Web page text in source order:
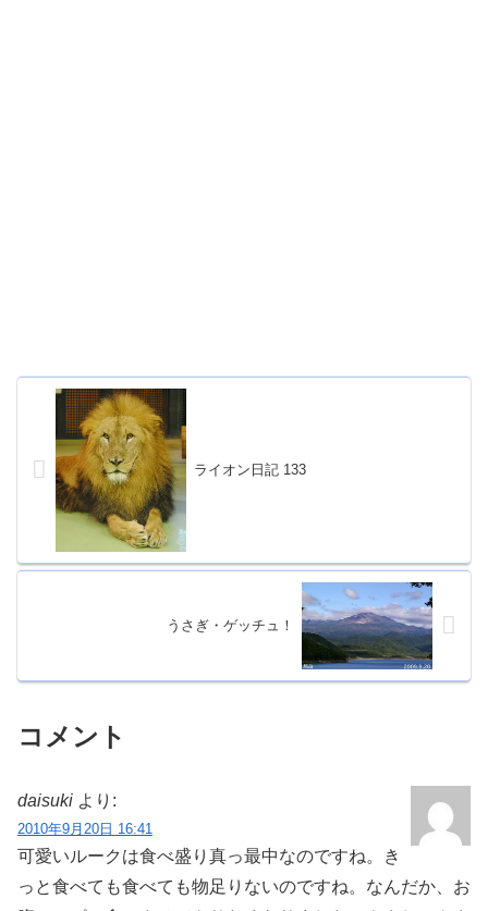
ライオン日記 133
うさぎ・ゲッチュ！
コメント
daisuki より:
2010年9月20日 16:41
可愛いルークは食べ盛り真っ最中なのですね。き
っと食べても食べても物足りないのですね。なんだか、お